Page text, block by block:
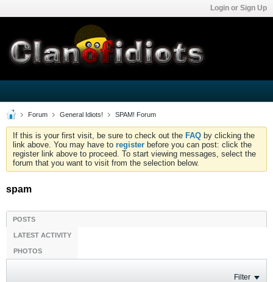
Login or Sign Up
Forum General Idiots! SPAM! Forum
If this is your first visit, be sure to check out the FAQ by clicking the
link above. You may have to register before you can post: click the
register link above to proceed. To start viewing messages, select the
forum that you want to visit from the selection below.
spam
POSTS
LATEST ACTIVITY
PHOTOS
Filter